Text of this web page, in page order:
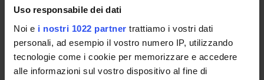
Uso responsabile dei dati
Noi e i nostri 1022 partner trattiamo i vostri dati
personali, ad esempio il vostro numero IP, utilizzando
tecnologie come i cookie per memorizzare e accedere
alle informazioni sul vostro dispositivo al fine di